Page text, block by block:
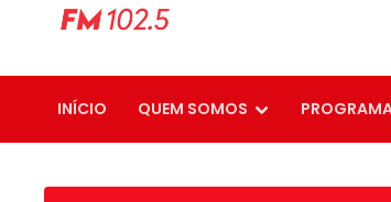
INÍCIO QUEM SOMOS